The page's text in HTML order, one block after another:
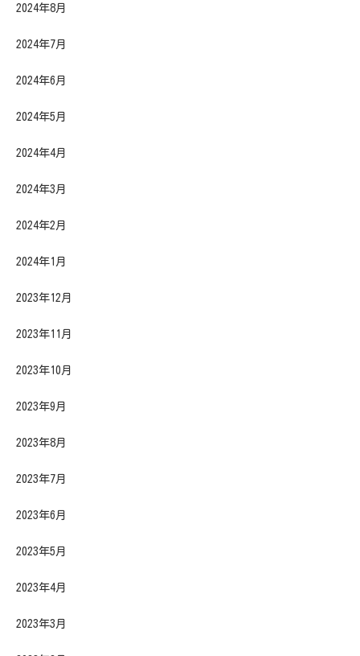
2024年8月
2024年7月
2024年6月
2024年5月
2024年4月
2024年3月
2024年2月
2024年1月
2023年12月
2023年11月
2023年10月
2023年9月
2023年8月
2023年7月
2023年6月
2023年5月
2023年4月
2023年3月